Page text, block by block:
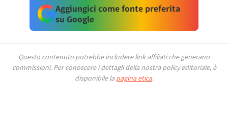
Aggiungici come fonte preferita
su Google
Questo contenuto potrebbe includere link affiliati che generano
commissioni. Per conoscere i dettagli della nostra policy editoriale, è
disponibile la pagina etica.